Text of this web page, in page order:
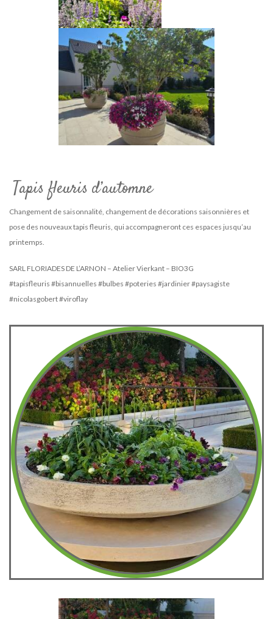
Tapis fleuris d’automne
Changement de saisonnalité, changement de décorations saisonnières et
pose des nouveaux tapis fleuris, qui accompagneront ces espaces jusqu’au
printemps.
SARL FLORIADES DE L’ARNON – Atelier Vierkant – BIO3G
#tapisfleuris #bisannuelles #bulbes #poteries #jardinier #paysagiste
#nicolasgobert #viroflay